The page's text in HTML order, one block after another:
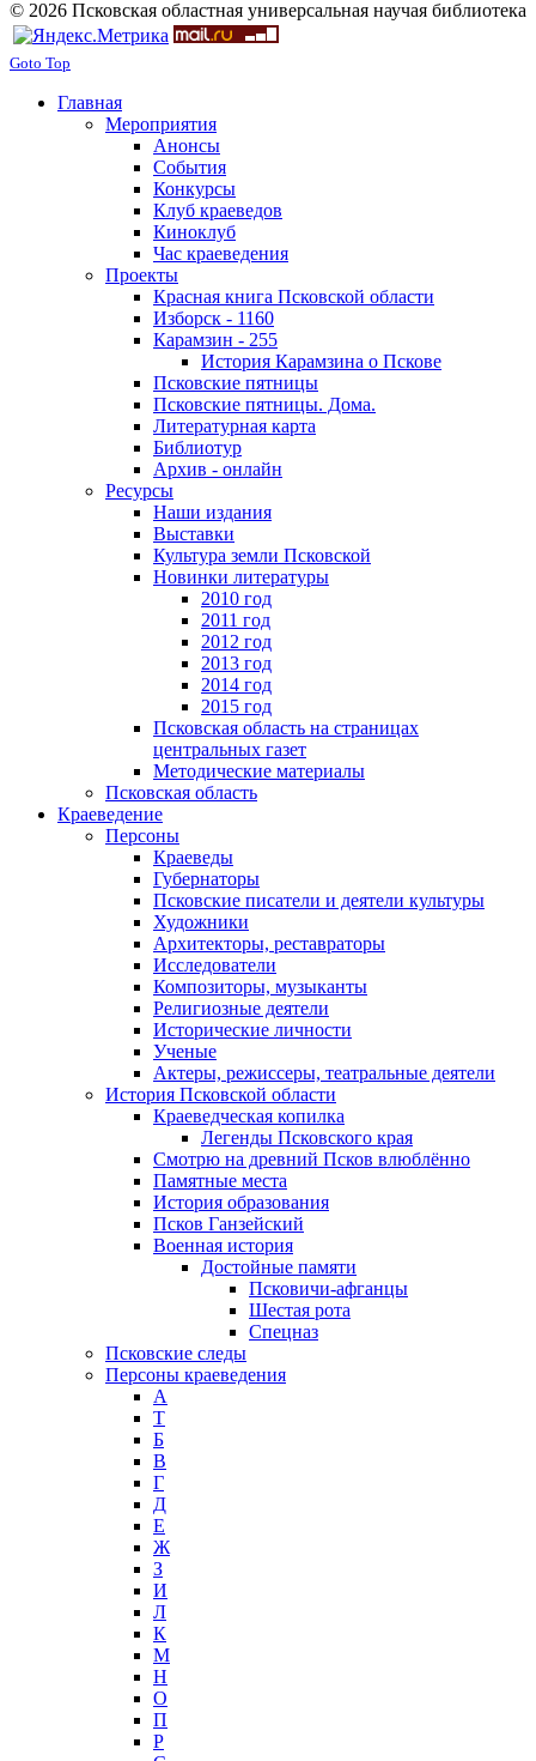
© 2026 Псковская областная универсальная научая библиотека
Goto Top
Главная
Мероприятия
Анонсы
События
Конкурсы
Клуб краеведов
Киноклуб
Час краеведения
Проекты
Красная книга Псковской области
Изборск - 1160
Карамзин - 255
История Карамзина о Пскове
Псковские пятницы
Псковские пятницы. Дома.
Литературная карта
Библиотур
Архив - онлайн
Ресурсы
Наши издания
Выставки
Культура земли Псковской
Новинки литературы
2010 год
2011 год
2012 год
2013 год
2014 год
2015 год
Псковская область на страницах
центральных газет
Методические материалы
Псковская область
Краеведение
Персоны
Краеведы
Губернаторы
Псковские писатели и деятели культуры
Художники
Архитекторы, реставраторы
Исследователи
Композиторы, музыканты
Религиозные деятели
Исторические личности
Ученые
Актеры, режиссеры, театральные деятели
История Псковской области
Краеведческая копилка
Легенды Псковского края
Смотрю на древний Псков влюблённо
Памятные места
История образования
Псков Ганзейский
Военная история
Достойные памяти
Псковичи-афганцы
Шестая рота
Спецназ
Псковские следы
Персоны краеведения
А
T
Б
В
Г
Д
Е
Ж
З
И
Л
К
М
Н
О
П
Р